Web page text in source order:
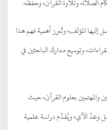
إليها المؤلف، وتُبرز أهمية فهم هذا
وتوسيع مدارك الباحثين في
والمهتمين بعلوم القرآن، حيث
الآي، ويُقدِّم دراسة علمية